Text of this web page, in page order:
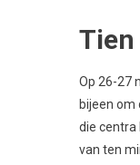
Op 26-27
bijeen om
die centra
van ten